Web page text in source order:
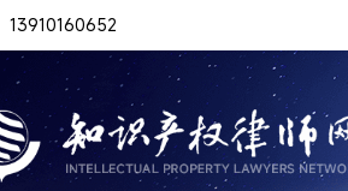
13910160652